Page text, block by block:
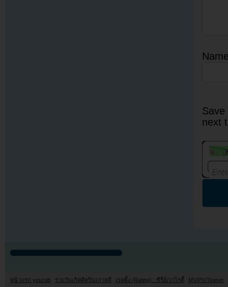
next
หน้าแรก youzab รวมวันเกิดศิลปินเกาหลี เรตติ้ง (Rating) : ซีรี่ย์/วาไรตี้
MV/PV/Teaser